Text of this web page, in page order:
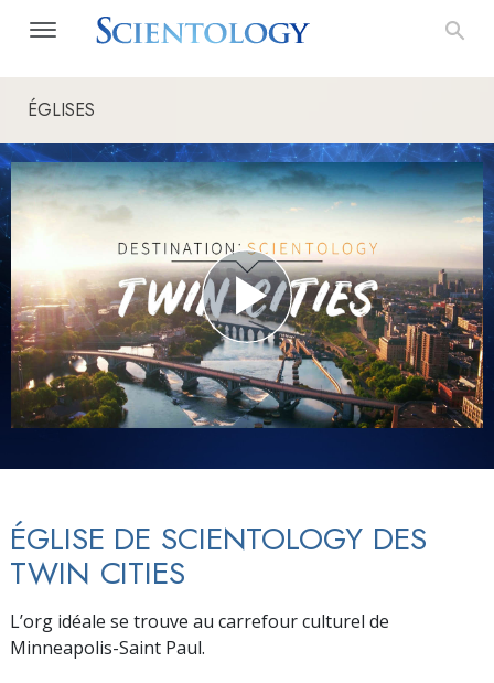
ÉGLISES
ÉGLISE DE SCIENTOLOGY DES
TWIN CITIES
L’org idéale se trouve au carrefour culturel de
Minneapolis-Saint Paul.